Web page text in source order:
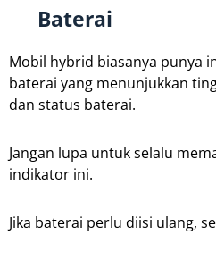
Baterai
Mobil hybrid biasanya punya
baterai yang menunjukkan
dan status baterai.
Jangan lupa untuk selalu
indikator ini.
Jika baterai perlu diisi ulang,